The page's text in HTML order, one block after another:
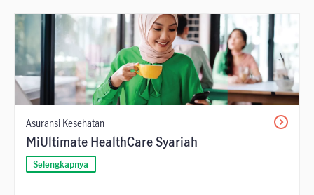
Asuransi Kesehatan
MiUltimate HealthCare Syariah
Selengkapnya